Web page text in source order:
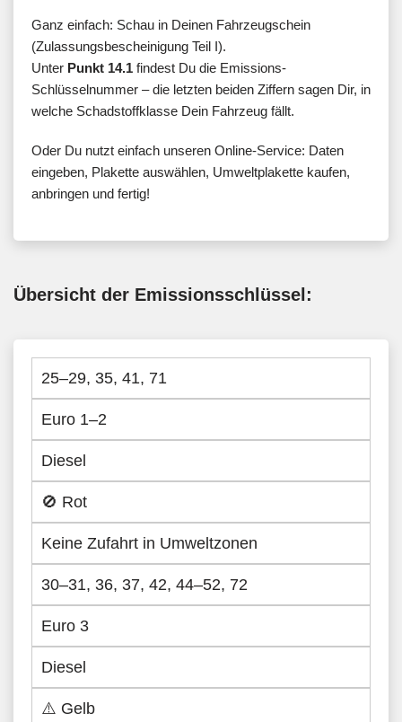
Ganz einfach: Schau in Deinen Fahrzeugschein
(Zulassungsbescheinigung Teil I).
Unter Punkt 14.1 findest Du die Emissions-
Schlüsselnummer – die letzten beiden Ziffern sagen Dir, in
welche Schadstoffklasse Dein Fahrzeug fällt.
Oder Du nutzt einfach unseren Online-Service: Daten
eingeben, Plakette auswählen, Umweltplakette kaufen,
anbringen und fertig!
Übersicht der Emissionsschlüssel:
25–29, 35, 41, 71
Euro 1–2
Diesel
🚫 Rot
Keine Zufahrt in Umweltzonen
30–31, 36, 37, 42, 44–52, 72
Euro 3
Diesel
⚠️ Gelb